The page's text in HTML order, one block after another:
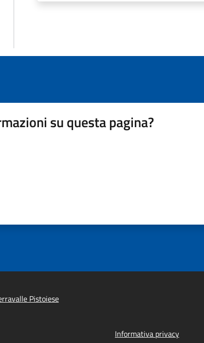
su questa pagina?
Pistoiese
Informativa privacy